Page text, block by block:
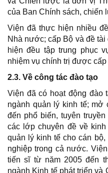
của Ban Chính sách, chiến
Viện đã thực hiện nhiều
Nhà nước; cấp Bộ và đề
hiện đều tập trung phục
nhiệm vụ chính trị được cấp
2.3. Về công tác đào tạo
Viện đã có hoạt động đào
ngành quản lý kinh tế; mở
đến phổ biến, tuyên
các lớp chuyên đề về
quản lý kinh tế cho cán
nghiệp trong cả nước.
tiến sĩ từ năm 2005 đến
ngành Kinh tế phát triển và